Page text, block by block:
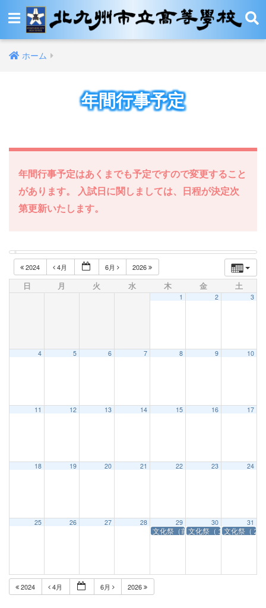
ホーム
年間行事予定
年間行事予定はあくまでも予定ですので変更すること
があります。 入試日に関しましては、日程が決定次
第更新いたします。
2024 4月 6月 2026
日 月 火 水 木 金 土
1 2 3
4 5 6 7 8 9 10
11 12 13 14 15 16 17
18 19 20 21 22 23 24
25 26 27 28 29
文化祭（前日祭）
30
文化祭（１日目）
31
文化祭（２
2024 4月 6月 2026